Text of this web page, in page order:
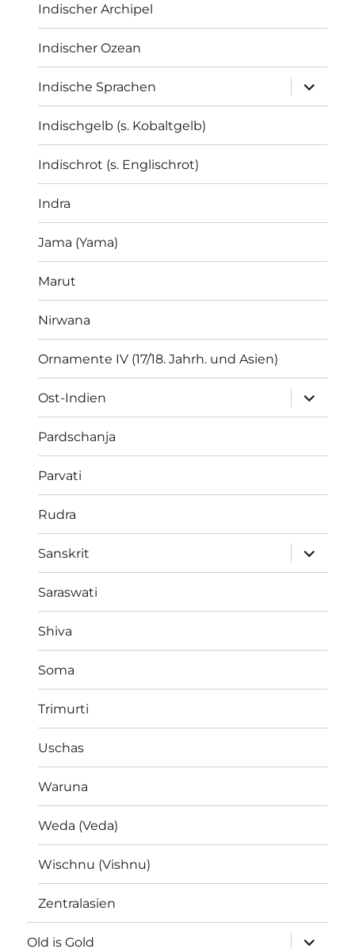
Indischer Archipel
Indischer Ozean
Indische Sprachen
öffnen
Indischgelb (s. Kobaltgelb)
Indischrot (s. Englischrot)
Indra
Jama (Yama)
Marut
Nirwana
Ornamente IV (17/18. Jahrh. und Asien)
Ost-Indien
öffnen
Pardschanja
Parvati
Rudra
Sanskrit
öffnen
Saraswati
Shiva
Soma
Trimurti
Uschas
Waruna
Weda (Veda)
Wischnu (Vishnu)
Zentralasien
Old is Gold